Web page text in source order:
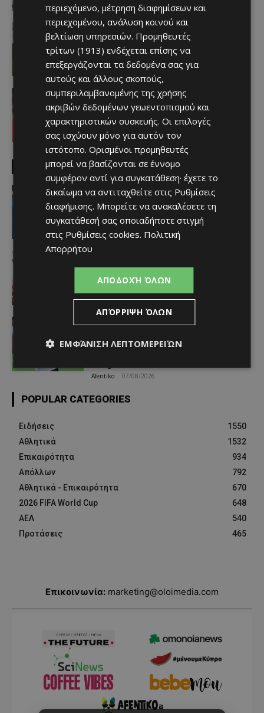
Αθλητικά - Επικαιρότητα
Παραμένει ο Ενρίκες – Παίρνει και
Χάιρο
06/08/2026
Απόλλων
Τι ισχύει με Κονομή
Afentiko 06/08/2026
MUST READ
«Η αγάπη μου για την ΑΕΛ δεν μπορεί
να σταματήσει – Μια μέρα θα
είμαστε ξανά μαζί» (video)
Afentiko - 07/08/2026
Αθλητικά - Επικαιρότητα
Απέκτησε τον πρώην «ερυθρόλευκο»
Ντίμπι Κεϊτά
μεγαλύτερο μέρος του δεξιού χεριού
Afentiko 07/08/2026
POPULAR CATEGORIES
Ειδήσεις
1550
Αθλητικά
1532
Επικαιρότητα
934
Απόλλων
792
Αθλητικά - Επικαιρότητα
670
2026 FIFA World Cup
648
ΑΕΛ
540
Προτάσεις
465
Επικοινωνία: marketing@oloimedia.com
περιεχόμενο, μέτρηση διαφημίσεων και
περιεχομένου, ανάλυση κοινού και
βελτίωση υπηρεσιών. Προμηθευτές
τρίτων (1913) ενδέχεται επίσης να
επεξεργάζονται τα δεδομένα σας για
αυτούς και άλλους σκοπούς,
συμπεριλαμβανομένης της χρήσης
ακριβών δεδομένων γεωεντοπισμού και
χαρακτηριστικών συσκευής. Οι επιλογές
σας ισχύουν μόνο για αυτόν τον
ιστότοπο. Ορισμένοι προμηθευτές
μπορεί να βασίζονται σε έννομο
συμφέρον αντί για συγκατάθεση· έχετε το
δικαίωμα να αντιταχθείτε στις Ρυθμίσεις
διαφήμισης. Μπορείτε να ανακαλέσετε τη
συγκατάθεσή σας οποιαδήποτε στιγμή
στις Ρυθμίσεις cookies. Πολιτική
Απορρήτου
ΑΠΟΔΟΧΉ ΌΛΩΝ
ΑΠΌΡΡΙΨΗ ΌΛΩΝ
ΕΜΦΆΝΙΣΗ ΛΕΠΤΟΜΕΡΕΙΏΝ